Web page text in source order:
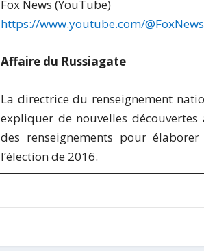
Fox News (YouTube)
https://www.youtube.com/@FoxNews
Affaire du Russiagate
La directrice du renseignement
expliquer de nouvelles
des renseignements pour
l’élection de 2016.